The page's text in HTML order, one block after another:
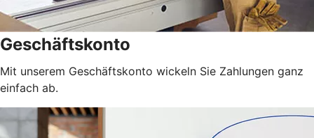
Geschäftskonto
Mit unserem Geschäftskonto wickeln Sie Zahlungen ganz
einfach ab.